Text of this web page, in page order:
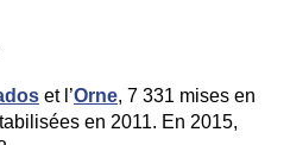
et l’Orne, 7 331 mises en
en 2011. En 2015,